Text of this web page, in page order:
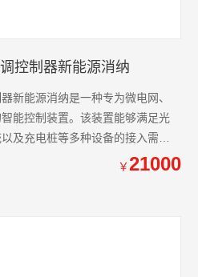
控制器新能源消纳
新能源消纳是一种专为微电网、
能控制装置。该装置能够满足光
及充电桩等多种设备的接入需
析，智能协调控制器能够实时监
桩的运行状态和健康状况。在此
￥21000